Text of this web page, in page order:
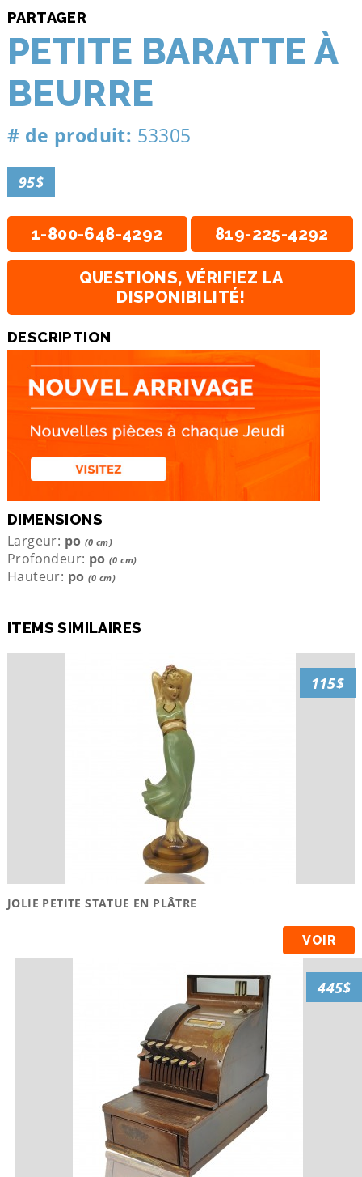
PARTAGER
PETITE BARATTE À
BEURRE
# de produit: 53305
95$
1-800-648-4292 819-225-4292
QUESTIONS, VÉRIFIEZ LA
DISPONIBILITÉ!
DESCRIPTION
DIMENSIONS
Largeur: po (0 cm)
Profondeur: po (0 cm)
Hauteur: po (0 cm)
ITEMS SIMILAIRES
JOLIE PETITE STATUE EN PLÂTRE
VOIR
115$
445$